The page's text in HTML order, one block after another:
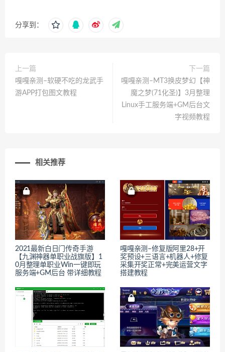
分享到：
上一篇
嘎嘎亲测–软硬不吃的龙武手
游APP打包图文教程
下一篇
嘎嘎亲测–MT3换皮梦幻【神
魔之梦(71化圣)】3月整理
Linux手工服务端+GM后台文
字视频教程
相关推荐
2021最新白日门传奇手游
【九渊神器单职业战旗版】1
0月整理单职业Win一键即玩
服务端+GM后台 带详细教程
嘎嘎亲测–修复版阿里28+开
奖预设+三语言+机器人+修复
采集开奖正常+完美运营文字
搭建教程